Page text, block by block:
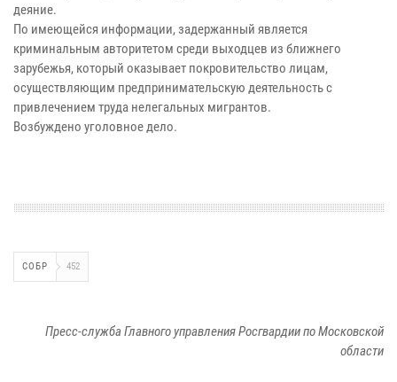
деяние.
По имеющейся информации, задержанный является
криминальным авторитетом среди выходцев из ближнего
зарубежья, который оказывает покровительство лицам,
осуществляющим предпринимательскую деятельность с
привлечением труда нелегальных мигрантов.
Возбуждено уголовное дело.
СОБР 452
Пресс-служба Главного управления Росгвардии по Московской
области